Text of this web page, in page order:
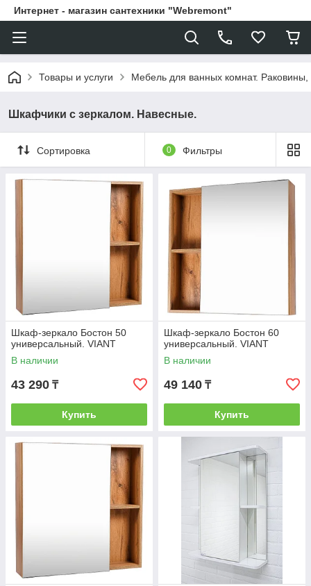
Интернет - магазин сантехники "Webremont"
Товары и услуги Мебель для ванных комнат.
Шкафчики с зеркалом. Навесные.
Сортировка 0 Фильтры
Шкаф-зеркало Бостон 50
универсальный. VIANT
В наличии
43 290 ₸
Купить
Шкаф-зеркало Бостон 60
универсальный. VIANT
В наличии
49 140 ₸
Купить